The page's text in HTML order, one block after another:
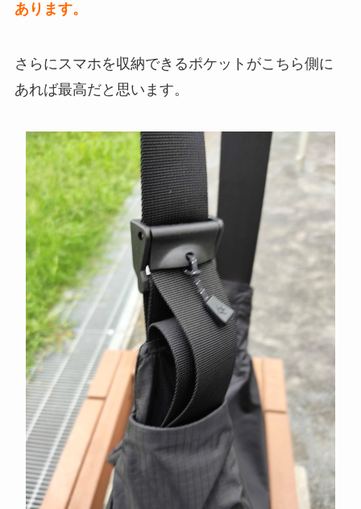
あります。
さらにスマホを収納できるポケットがこちら側に
あれば最高だと思います。